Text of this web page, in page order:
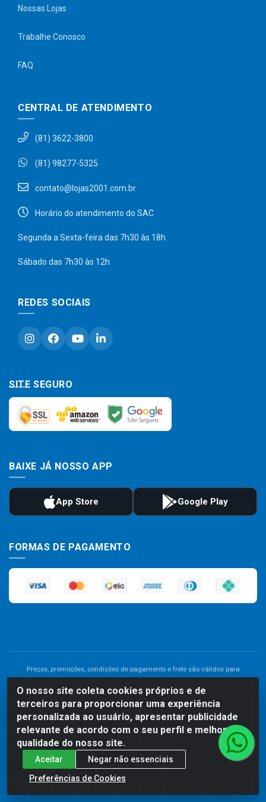
O nosso site coleta cookies próprios e de
terceiros para proporcionar uma experiência
personalizada ao usuário, apresentar publicidade
relevante de acordo com o seu perfil e melhorar a
qualidade do nosso site.
Aceitar
Negar não essenciais
Preferências de Cookies
Nossas Lojas
Trabalhe Conosco
FAQ
CENTRAL DE ATENDIMENTO
(81) 3622-3800
(81) 98277-5325
contato@lojas2001.com.br
Horário do atendimento do SAC
Segunda a Sexta-feira das 7h30 às 18h
Sábado das 7h30 às 12h
REDES SOCIAIS
SITE SEGURO
BAIXE JÁ NOSSO APP
FORMAS DE PAGAMENTO
Preços, promoções, condições de pagamento e frete são válidos para
preço de um produto, será válido o preço que for exibido no carrinho de
compras do site no momento do pagamento. As vendas estão sujeitas a
análise e disponibilidade do estoque. Imagens de produtos meramente
Comercial de Construção 2001 LTDA - Av. Congresso
Eucarístico, 1179 - São José, Carpina - PE - CEP: 55811-000 -
70.220.389/0001-66